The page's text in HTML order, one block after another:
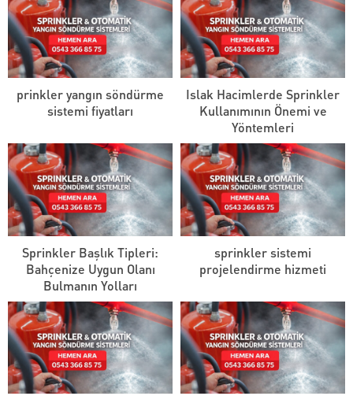
prinkler yangın söndürme
sistemi fiyatları
Islak Hacimlerde Sprinkler
Kullanımının Önemi ve
Yöntemleri
Sprinkler Başlık Tipleri:
Bahçenize Uygun Olanı
Bulmanın Yolları
sprinkler sistemi
projelendirme hizmeti